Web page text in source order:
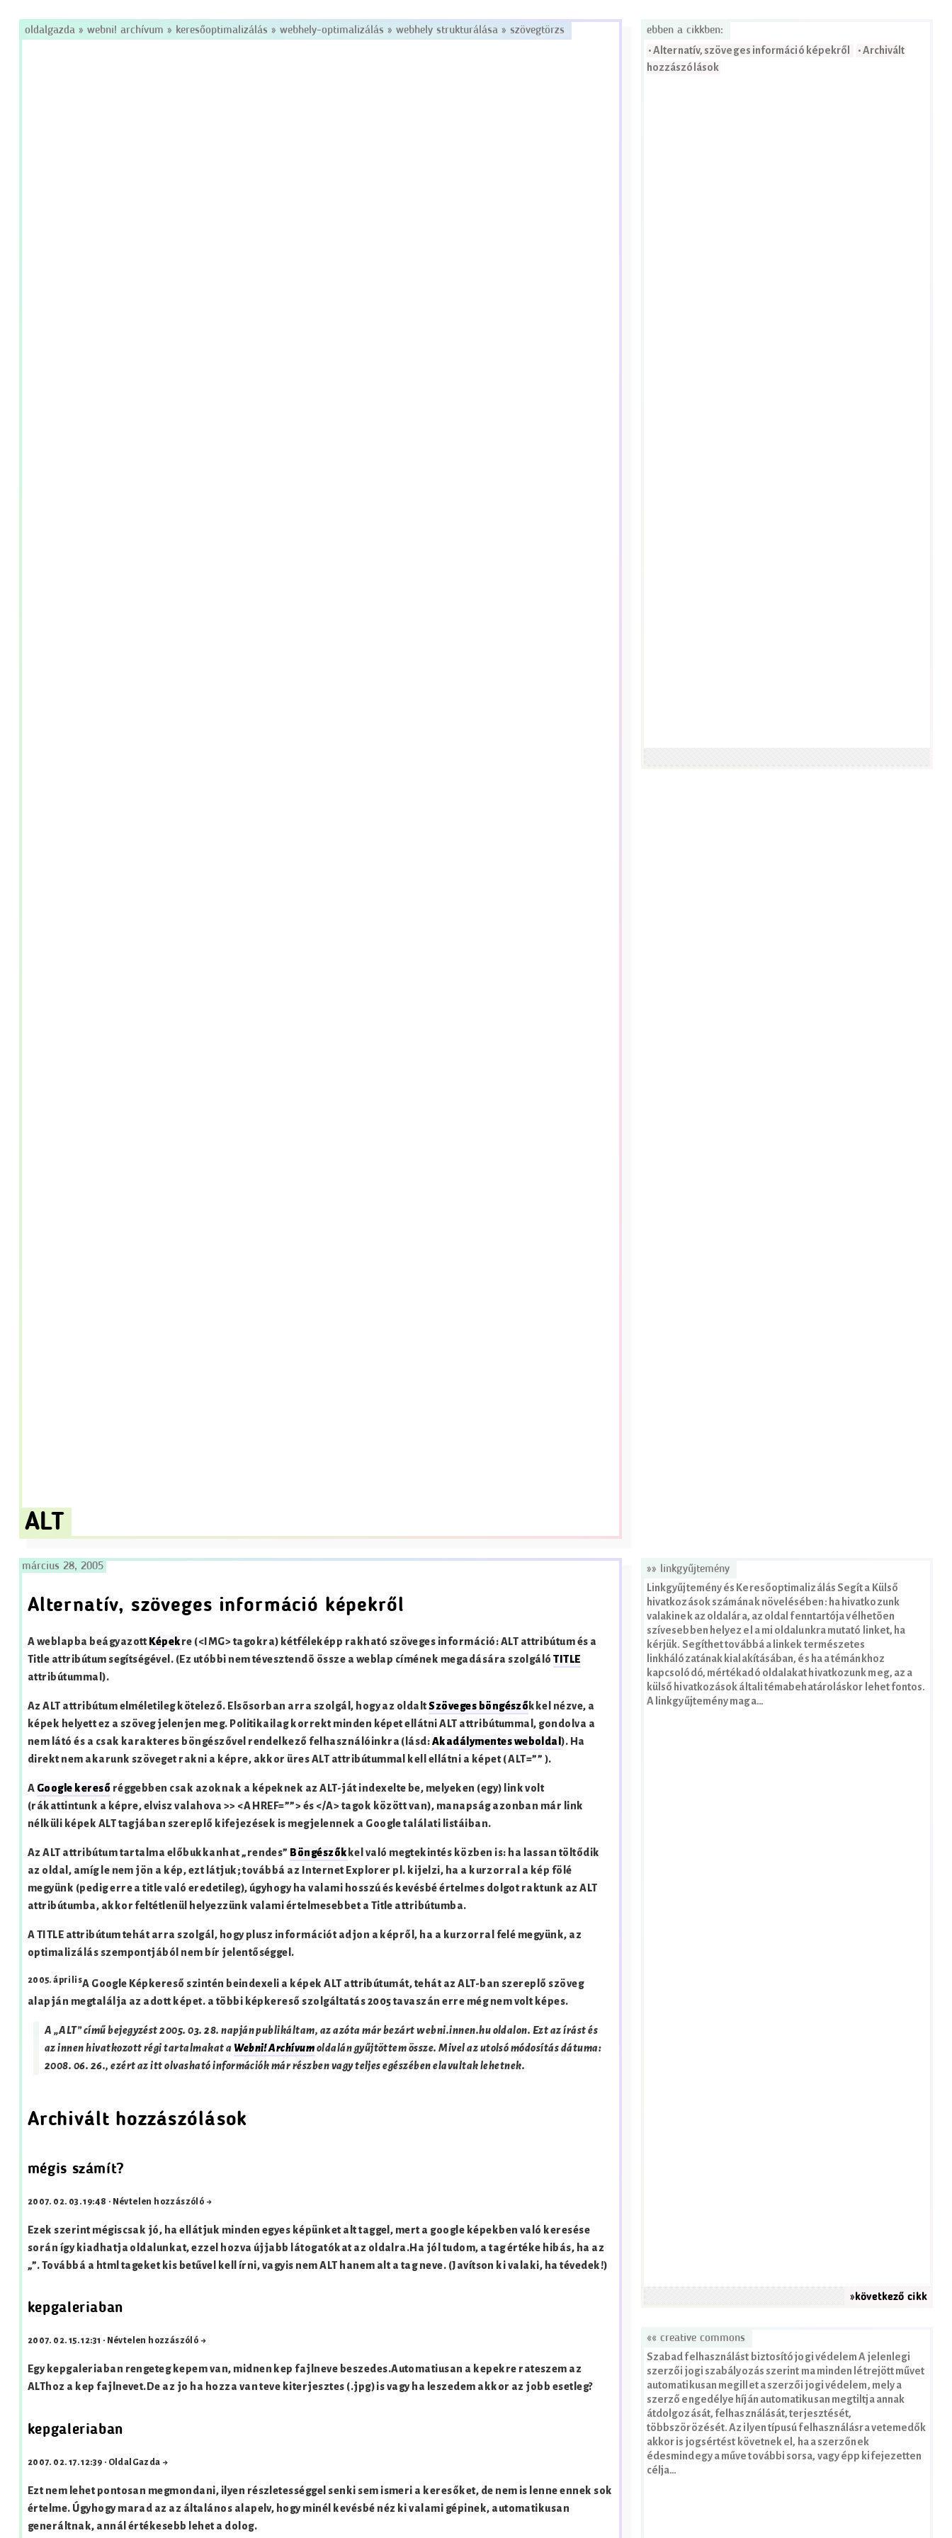
oldalgazda » webni! archívum » keresőoptimalizálás » webhely-optimalizálás » webhely strukturálása» szövegtörzs
ALT
ebben a cikkben:
• Alternatív, szöveges információ képekről
• Archivált
hozzászólások
március 28, 2005
Alternatív, szöveges információ képekről
A weblapba beágyazottKépekre (<IMG> tagokra) kétféleképp rakható szöveges információ: ALT attribútum és a
Title attribútum segítségével. (Ez utóbbi nem tévesztendõ össze a weblap címének megadására szolgálóTITLE
attribútummal).
Az ALT attribútum elméletileg kötelező. Elsõsorban arra szolgál, hogy az oldaltSzöveges böngésző kkel nézve, a
képek helyett ez a szöveg jelenjen meg. Politikailag korrekt minden képet ellátni ALT attribútummal, gondolva a
nem látó és a csak karakteres böngészővel rendelkező felhasználóinkra (lásd:Akadálymentes weboldal). Ha
direkt nem akarunk szöveget rakni a képre, akkor üres ALT attribútummal kell ellátni a képet ( ALT=”” ).
A Google kereső réggebben csak azoknak a képeknek az ALT-ját indexelte be, melyeken (egy) link volt
(rákattintunk a képre, elvisz valahova >> <A HREF=””> és </A> tagok között van), manapság azonban már link
nélküli képek ALT tagjában szereplő kifejezések is megjelennek a Google találati listáiban.
Az ALT attribútum tartalma előbukkanhat „rendes” Böngészők kel való megtekintés közben is: ha lassan töltődik
az oldal, amíg le nem jön a kép, ezt látjuk; továbbá az Internet Explorer pl. kijelzi, ha a kurzorral a kép fölé
megyünk (pedig erre a title való eredetileg), úgyhogy ha valami hosszú és kevésbé értelmes dolgot raktunk az ALT
attribútumba, akkor feltétlenül helyezzünk valami értelmesebbet a Title attribútumba.
A TITLE attribútum tehát arra szolgál, hogy plusz információt adjon a képről, ha a kurzorral felé megyünk, az
optimalizálás szempontjából nem bír jelentőséggel.
2005. áprilisA Google Képkereső szintén beindexeli a képek ALT attribútumát, tehát az ALT-ban szereplő szöveg
alapján megtalálja az adott képet. a többi képkereső szolgáltatás 2005 tavaszán erre még nem volt képes.
A „ALT” című bejegyzést2005. 03. 28. napján publikáltam, az azóta már bezárt webni.innen.hu oldalon. Ezt az írást és
az innen hivatkozott régi tartalmakat a Webni! Archívumoldalán gyűjtöttem össze. Mivel az utolsó módosítás dátuma:
2008. 06. 26., ezért az itt olvasható információk már részben vagy teljes egészében elavultak lehetnek.
Archivált hozzászólások
mégis számít?
2007. 02. 03. 19:48 · Névtelen hozzászóló →
Ezek szerint mégiscsak jó, ha ellátjuk minden egyes képünket alt taggel, mert a google képekben való keresése
során így kiadhatja oldalunkat, ezzel hozva újjabb látogatókat az oldalra.Ha jól tudom, a tag értéke hibás, ha az
„”. Továbbá a html tageket kis betűvel kell írni, vagyis nem ALT hanem alt a tag neve. (Javítson ki valaki, ha tévedek!)
kepgaleriaban
2007. 02. 15. 12:31 · Névtelen hozzászóló →
Egy kepgaleriaban rengeteg kepem van, midnen kep fajlneve beszedes.Automatiusan a kepekre rateszem az
ALThoz a kep fajlnevet.De az jo ha hozza van teve kiterjesztes (.jpg) is vagy ha leszedem akkor az jobb esetleg?
kepgaleriaban
2007. 02. 17. 12:39 · OldalGazda →
Ezt nem lehet pontosan megmondani, ilyen részletességgel senki sem ismeri a keresőket, de nem is lenne ennek sok
értelme. Úgyhogy marad az az általános alapelv, hogy minél kevésbé néz ki valami gépinek, automatikusan
generáltnak, annál értékesebb lehet a dolog.
»» linkgyűjtemény
Linkgyűjtemény és Keresőoptimalizálás Segít a Külső
hivatkozások számának növelésében: ha hivatkozunk
valakinek az oldalára, az oldal fenntartója vélhetõen
szívesebben helyez el a mi oldalunkra mutató linket, ha
kérjük. Segíthet továbbá a linkek természetes
linkhálózatának kialakításában, és ha a témánkhoz
kapcsolódó, mértékadó oldalakat hivatkozunk meg, az a
külső hivatkozások általi témabehatároláskor lehet fontos.
A linkgyűjtemény maga…
»következő cikk
«« creative commons
Szabad felhasználást biztosító jogi védelem A jelenlegi
szerzői jogi szabályozás szerint ma minden létrejött művet
automatikusan megillet a szerzői jogi védelem, mely a
szerző engedélye híján automatikusan megtiltja annak
átdolgozását, felhasználását, terjesztését,
többszörözését. Az ilyen típusú felhasználásra vetemedők
akkor is jogsértést követnek el, ha a szerzőnek
édesmindegy a műve további sorsa, vagy épp kifejezetten
célja…